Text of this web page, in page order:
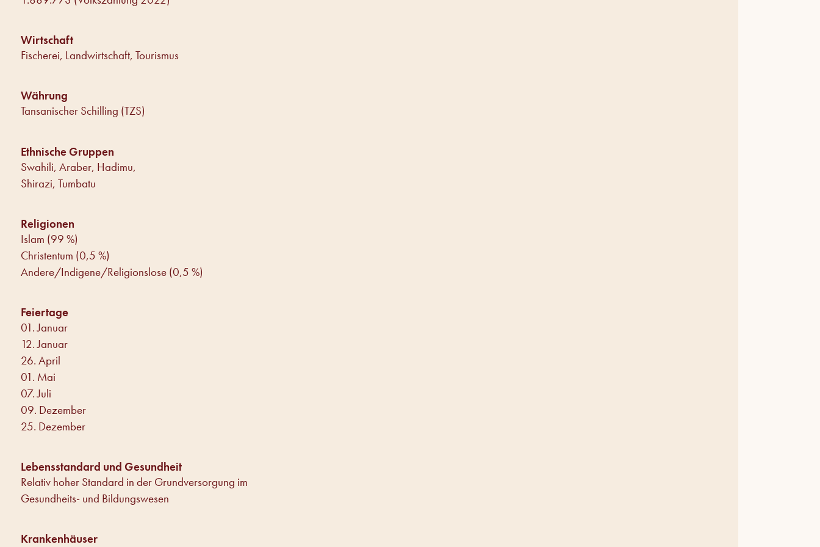
Wirtschaft
Fischerei, Landwirtschaft, Tourismus
Währung
Tansanischer Schilling (TZS)
Ethnische Gruppen
Swahili, Araber, Hadimu,
Shirazi, Tumbatu
Religionen
Islam (99 %)
Christentum (0,5 %)
Andere/Indigene/Religionslose (0,5 %)
Feiertage
01. Januar
12. Januar
26. April
01. Mai
07. Juli
09. Dezember
25. Dezember
Lebensstandard und Gesundheit
Relativ hoher Standard in der Grundversorgung im
Gesundheits- und Bildungswesen
Krankenhäuser